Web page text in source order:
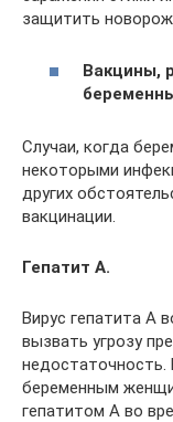
защитить
Вакцины,
Случаи, когда
некоторыми
других
вакцинации.
Гепатит А.
Вирус гепатита А
вызвать угрозу
недостаточность.
беременным
гепатитом А во